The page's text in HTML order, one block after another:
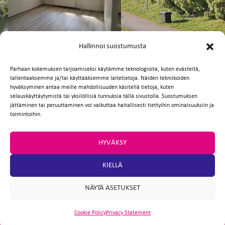
Hallinnoi suostumusta
Parhaan kokemuksen tarjoamiseksi käytämme teknologioita, kuten evästeitä,
tallentaaksemme ja/tai käyttääksemme laitetietoja. Näiden tekniikoiden
hyväksyminen antaa meille mahdollisuuden käsitellä tietoja, kuten
selauskäyttäytymistä tai yksilöllisiä tunnuksia tällä sivustolla. Suostumuksen
jättäminen tai peruuttaminen voi vaikuttaa haitallisesti tiettyihin ominaisuuksiin ja
toimintoihin.
HYVÄKSY
KIELLÄ
NÄYTÄ ASETUKSET
Cookie PolicyPrivacy Statement
Facebook
TwitterEmailWhatsApp